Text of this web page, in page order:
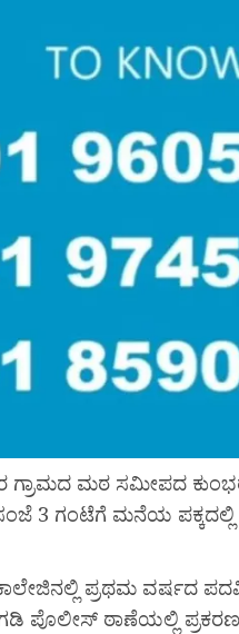
ಗ್ರಾಮದ ಮಠ ಸಮೀಪದ
3 ಗಂಟೆಗೆ ಮನೆಯ
ಪ್ರಥಮ ವರ್ಷದ ಪದವಿ
ಪೊಲೀಸ್ ಠಾಣೆಯಲ್ಲಿ